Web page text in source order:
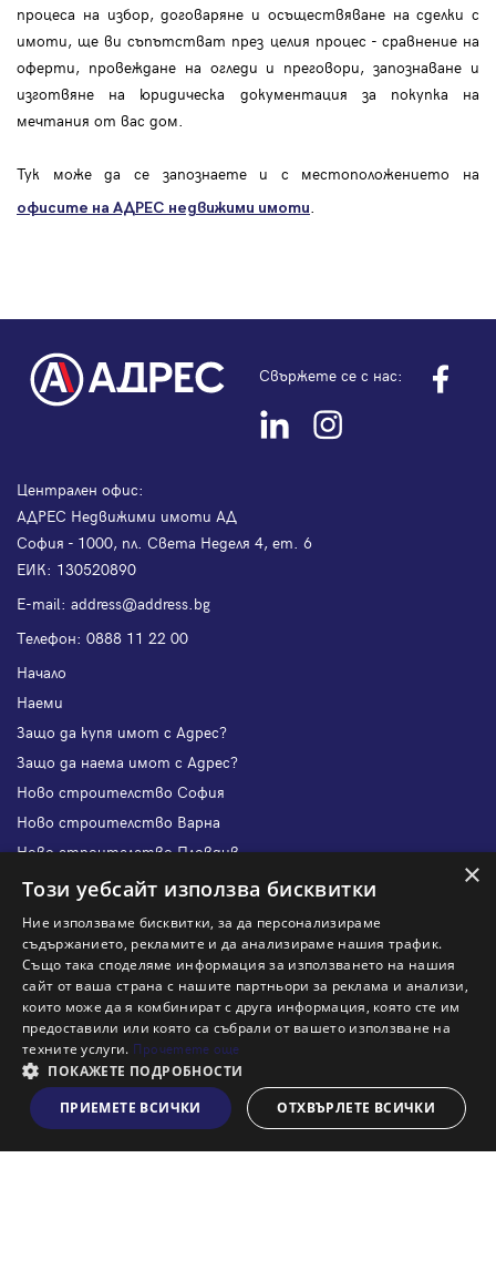
Виж на картата
процеса на избор, договаряне и осъществяване на сделки с
имоти, ще ви съпътстват през целия процес - сравнение на
оферти, провеждане на огледи и преговори, запознаване и
изготвяне на юридическа документация за покупка на
мечтания от вас дом.
Тук може да се запознаете и с местоположението на
офисите на АДРЕС недвижими имоти.
Свържете се с нас:
Централен офис:
АДРЕС Недвижими имоти АД
София - 1000, пл. Света Неделя 4, ет. 6
ЕИК: 130520890
Е-mail: address@address.bg
Телефон: 0888 11 22 00
Начало
Наеми
Защо да купя имот с Адрес?
Защо да наема имот с Адрес?
Ново строителство София
Ново строителство Варна
Ново строителство Пловдив
Ново строителство Бургас
Защо да отдам имот с Адрес?
Наши офиси
Кариери
Кои сме ние?
Франчайз
Блог
Искаш ли да получаваш актуална информация за пазара
на недвижими имоти?
×
Този уебсайт използва бисквитки
Ние използваме бисквитки, за да персонализираме
съдържанието, рекламите и да анализираме нашия трафик.
Също така споделяме информация за използването на нашия
сайт от ваша страна с нашите партньори за реклама и анализи,
които може да я комбинират с друга информация, която сте им
предоставили или която са събрали от вашето използване на
техните услуги. Прочетете още
ПОКАЖЕТЕ ПОДРОБНОСТИ
ПРИЕМЕТЕ ВСИЧКИ
ОТХВЪРЛЕТЕ ВСИЧКИ